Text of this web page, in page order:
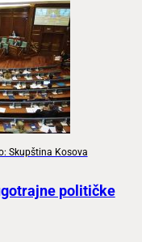
Skupština Kosova
političke